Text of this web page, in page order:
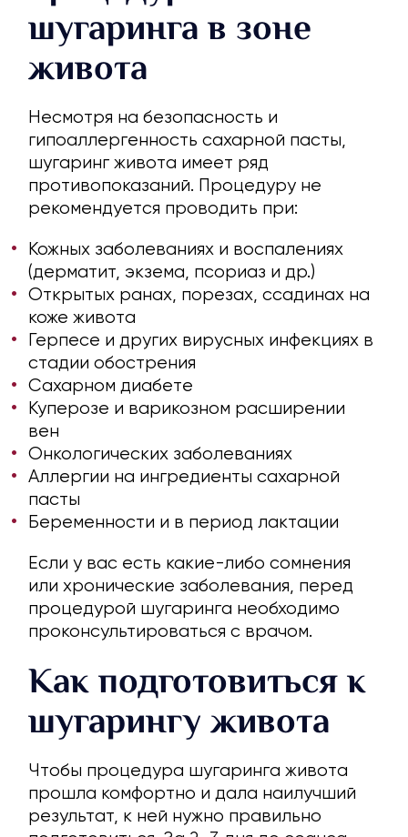
шугаринга в зоне
живота
Несмотря на безопасность и
гипоаллергенность сахарной пасты,
шугаринг живота имеет ряд
противопоказаний. Процедуру не
рекомендуется проводить при:
Кожных заболеваниях и воспалениях
(дерматит, экзема, псориаз и др.)
Открытых ранах, порезах, ссадинах на
коже живота
Герпесе и других вирусных инфекциях в
стадии обострения
Сахарном диабете
Куперозе и варикозном расширении
вен
Онкологических заболеваниях
Аллергии на ингредиенты сахарной
пасты
Беременности и в период лактации
Если у вас есть какие-либо сомнения
или хронические заболевания, перед
процедурой шугаринга необходимо
проконсультироваться с врачом.
Как подготовиться к
шугарингу живота
Чтобы процедура шугаринга живота
прошла комфортно и дала наилучший
результат, к ней нужно правильно